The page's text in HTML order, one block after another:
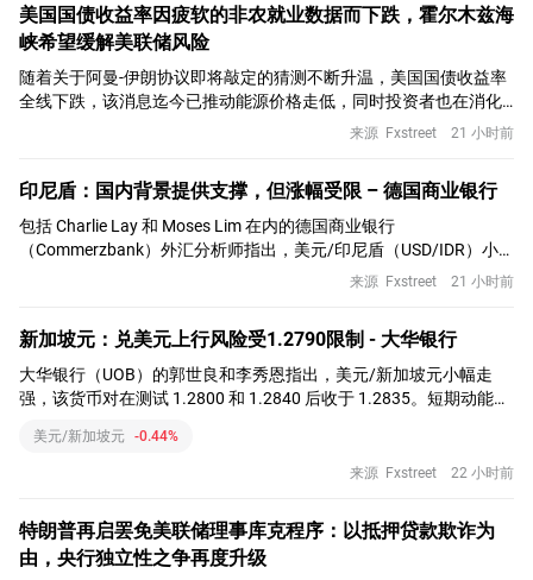
美国国债收益率因疲软的非农就业数据而下跌，霍尔木兹海
峡希望缓解美联储风险
随着关于阿曼-伊朗协议即将敲定的猜测不断升温，美国国债收益率
全线下跌，该消息迄今已推动能源价格走低，同时投资者也在消化
来源 Fxstreet 21 小时前
印尼盾：国内背景提供支撑，但涨幅受限 – 德国商业银行
包括 Charlie Lay 和 Moses Lim 在内的德国商业银行
（Commerzbank）外汇分析师指出，美元/印尼盾（USD/IDR）小
幅下滑，但仍低于关键的 18,000 水平，因全球油价走软和印尼第二
来源 Fxstreet 21 小时前
新加坡元：兑美元上行风险受1.2790限制 - 大华银行
大华银行（UOB）的郭世良和李秀恩指出，美元/新加坡元小幅走
强，该货币对在测试 1.2800 和 1.2840 后收于 1.2835。短期动能目
美元/新加坡元 -0.44%
来源 Fxstreet 22 小时前
特朗普再启罢免美联储理事库克程序：以抵押贷款欺诈为
由，央行独立性之争再度升级